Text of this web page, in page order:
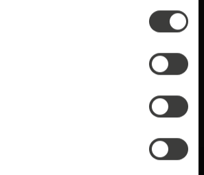
hat in der Regel alle
Ersatzteile sofort dabei und